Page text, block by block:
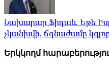
Նախարար Ֆիդան. Եթե
չկանխվի, ճգնաժամը
Երկկողմ